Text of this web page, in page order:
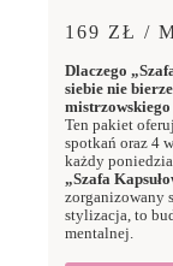
169 ZŁ /
Dlaczego
siebie nie
Ten pakiet
spotkań oraz 4
każdy
„Szafa
zorganizowany
stylizacja, to
mentalnej.